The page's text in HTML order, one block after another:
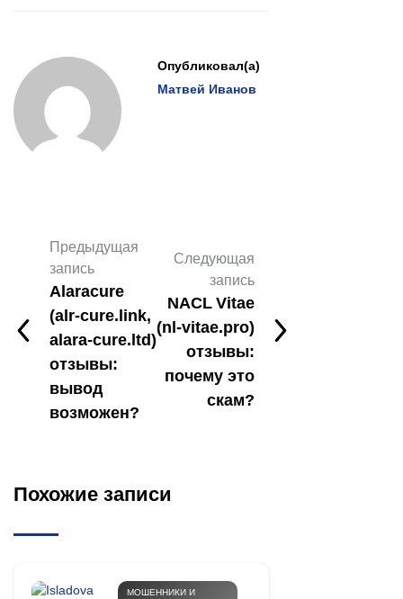
Опубликовал(а)
Матвей Иванов
Предыдущая
запись
Alaracure
(alr‑cure.link,
alara‑cure.ltd)
отзывы:
вывод
возможен?
Следующая
запись
NACL Vitae
(nl‑vitae.pro)
отзывы:
почему это
скам?
Похожие записи
МОШЕННИКИ И